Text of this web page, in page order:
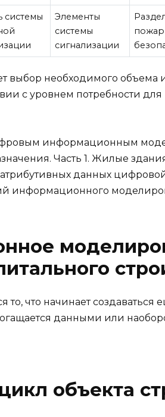
системы
Элементы
системы
сигнализации
выбор необходимого объема
с уровнем потребности
информационным
Часть 1. Жилые
данных
информационного
то, что начинает создаваться
данными или
объекта